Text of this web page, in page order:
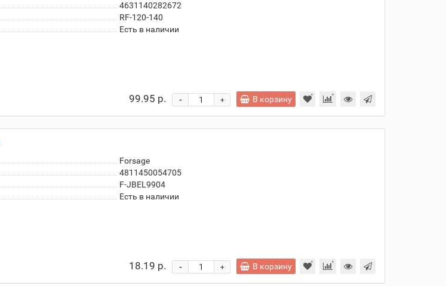
4631140282672
RF-120-140
Есть в наличии
99.95 р. +
- В корзину
Forsage
4811450054705
F-JBEL9904
Есть в наличии
18.19 р. +
- В корзину